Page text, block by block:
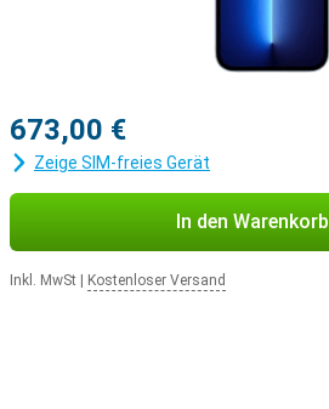
673,00 €
Zeige SIM-freies Gerät
In den Warenkorb
Inkl. MwSt Kostenloser Versand